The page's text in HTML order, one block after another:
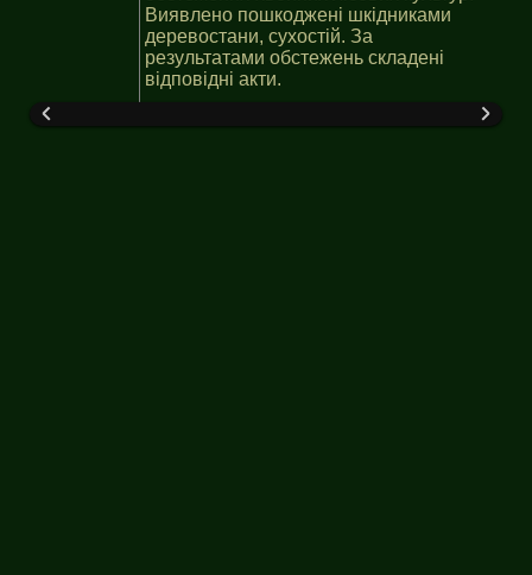
Виявлено пошкоджені шкідниками
деревостани, сухостій. За
результатами обстежень складені
відповідні акти.